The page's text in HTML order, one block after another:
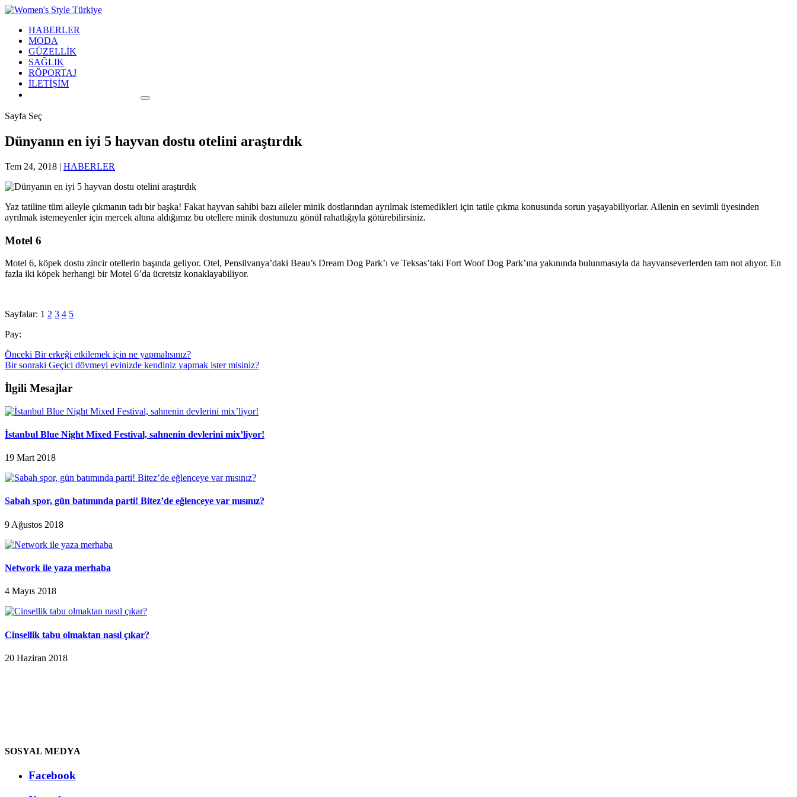
HABERLER
MODA
GÜZELLİK
SAĞLIK
RÖPORTAJ
İLETİŞİM
Sayfa Seç
Dünyanın en iyi 5 hayvan dostu otelini araştırdık
Tem 24, 2018 | HABERLER
Yaz tatiline tüm aileyle çıkmanın tadı bir başka! Fakat hayvan sahibi bazı aileler minik dostlarından ayrılmak istemedikleri için tatile çıkma konusunda sorun yaşayabiliyorlar. Ailenin en sevimli üyesinden
ayrılmak istemeyenler için mercek altına aldığımız bu otellere minik dostunuzu gönül rahatlığıyla götürebilirsiniz.
Motel 6
Motel 6, köpek dostu zincir otellerin başında geliyor. Otel, Pensilvanya’daki Beau’s Dream Dog Park’ı ve Teksas’taki Fort Woof Dog Park’ına yakınında bulunmasıyla da hayvanseverlerden tam not alıyor. En
fazla iki köpek herhangi bir Motel 6’da ücretsiz konaklayabiliyor.
Sayfalar: 1 2 3 4 5
Pay:
Önceki Bir erkeği etkilemek için ne yapmalısınız?
Bir sonraki Geçici dövmeyi evinizde kendiniz yapmak ister misiniz?
İlgili Mesajlar
İstanbul Blue Night Mixed Festival, sahnenin devlerini mix’liyor!
19 Mart 2018
Sabah spor, gün batımında parti! Bitez’de eğlenceye var mısınız?
9 Ağustos 2018
Network ile yaza merhaba
4 Mayıs 2018
Cinsellik tabu olmaktan nasıl çıkar?
20 Haziran 2018
SOSYAL MEDYA
Facebook